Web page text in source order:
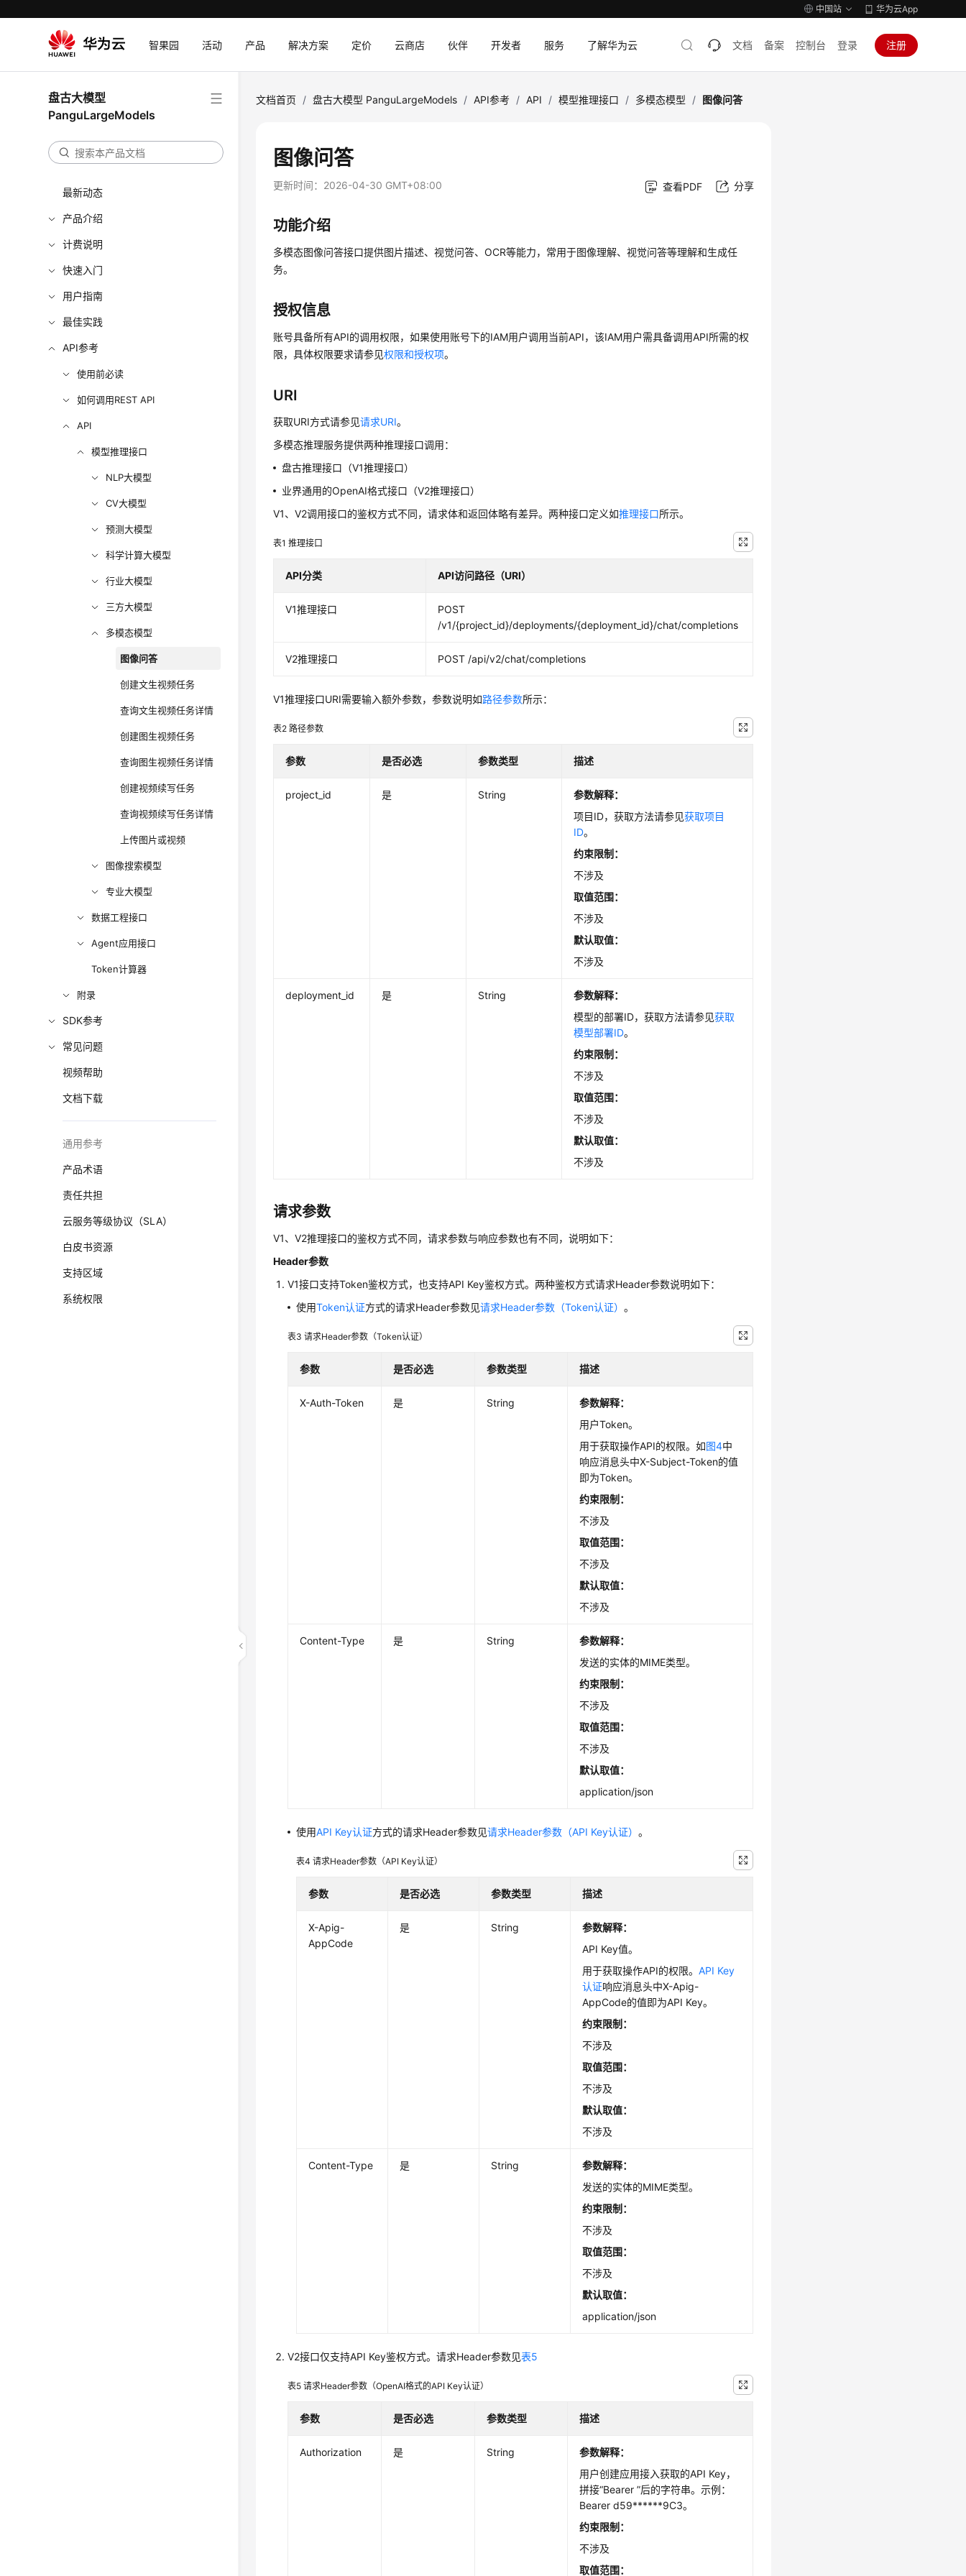
中国站 华为云App
智果园 活动 产品 解决方案 定价 云商店 伙伴 开发者 服务 了解华为云 文档 备案 控制台 登录 注册
盘古大模型
PanguLargeModels
最新动态
产品介绍
计费说明
快速入门
用户指南
最佳实践
API参考
使用前必读
如何调用REST API
API
模型推理接口
NLP大模型
CV大模型
预测大模型
科学计算大模型
行业大模型
三方大模型
多模态模型
图像问答
创建文生视频任务
查询文生视频任务详情
创建图生视频任务
查询图生视频任务详情
创建视频续写任务
查询视频续写任务详情
上传图片或视频
图像搜索模型
专业大模型
数据工程接口
Agent应用接口
Token计算器
附录
SDK参考
常见问题
视频帮助
文档下载
通用参考
产品术语
责任共担
云服务等级协议（SLA）
白皮书资源
支持区域
系统权限
文档首页 / 盘古大模型 PanguLargeModels / API参考 / API / 模型推理接口 / 多模态模型 / 图像问答
图像问答
更新时间： 2026-04-30 GMT+08:00 查看PDF 分享
功能介绍
多模态图像问答接口提供图片描述、视觉问答、OCR等能力，常用于图像理解、视觉问答等理解和生成任
务。
授权信息
账号具备所有API的调用权限，如果使用账号下的IAM用户调用当前API，该IAM用户需具备调用API所需的权
限，具体权限要求请参见权限和授权项。
URI
获取URI方式请参见请求URI。
多模态推理服务提供两种推理接口调用：
盘古推理接口（V1推理接口）
业界通用的OpenAI格式接口（V2推理接口）
V1、V2调用接口的鉴权方式不同，请求体和返回体略有差异。两种接口定义如推理接口所示。
表1推理接口
API分类 API访问路径（URI）
V1推理接口
POST
/v1/{project_id}/deployments/{deployment_id}/chat/completions
V2推理接口 POST /api/v2/chat/completions
V1推理接口URI需要输入额外参数，参数说明如路径参数所示：
表2路径参数
参数 是否必选 参数类型 描述
project_id 是 String
参数解释：
项目ID，获取方法请参见获取项目
ID。
约束限制：
不涉及
取值范围：
不涉及
默认取值：
不涉及
deployment_id 是 String
参数解释：
模型的部署ID，获取方法请参见获取
模型部署ID。
约束限制：
不涉及
取值范围：
不涉及
默认取值：
不涉及
请求参数
V1、V2推理接口的鉴权方式不同，请求参数与响应参数也有不同，说明如下：
Header参数
V1接口支持Token鉴权方式，也支持API Key鉴权方式。两种鉴权方式请求Header参数说明如下：
使用Token认证方式的请求Header参数见请求Header参数（Token认证）。
表3请求Header参数（Token认证）
参数 是否必选 参数类型 描述
X-Auth-Token 是 String
参数解释：
用户Token。
用于获取操作API的权限。如图4中
响应消息头中X-Subject-Token的值
即为Token。
约束限制：
不涉及
取值范围：
不涉及
默认取值：
不涉及
Content-Type 是 String
参数解释：
发送的实体的MIME类型。
约束限制：
不涉及
取值范围：
不涉及
默认取值：
application/json
使用API Key认证方式的请求Header参数见请求Header参数（API Key认证）。
表4请求Header参数（API Key认证）
参数 是否必选 参数类型 描述
X-Apig-
AppCode
是 String
参数解释：
API Key值。
用于获取操作API的权限。API Key
认证响应消息头中X-Apig-
AppCode的值即为API Key。
约束限制：
不涉及
取值范围：
不涉及
默认取值：
不涉及
Content-Type 是 String
参数解释：
发送的实体的MIME类型。
约束限制：
不涉及
取值范围：
不涉及
默认取值：
application/json
V2接口仅支持API Key鉴权方式。请求Header参数见表5
表5请求Header参数（OpenAI格式的API Key认证）
参数 是否必选 参数类型 描述
Authorization 是 String
参数解释：
用户创建应用接入获取的API Key，
拼接“Bearer ”后的字符串。示例：
Bearer d59******9C3。
约束限制：
不涉及
取值范围：